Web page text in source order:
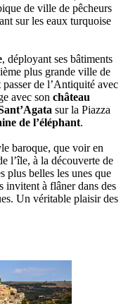
de ville de pêcheurs
sur les eaux turquoise
, déployant ses bâtiments
plus grande ville de
de l’Antiquité avec
avec son château
sur la Piazza
de l’éléphant.
baroque, que voir en
l’île, à la découverte de
plus belles les unes que
invitent à flâner dans des
Un véritable plaisir des